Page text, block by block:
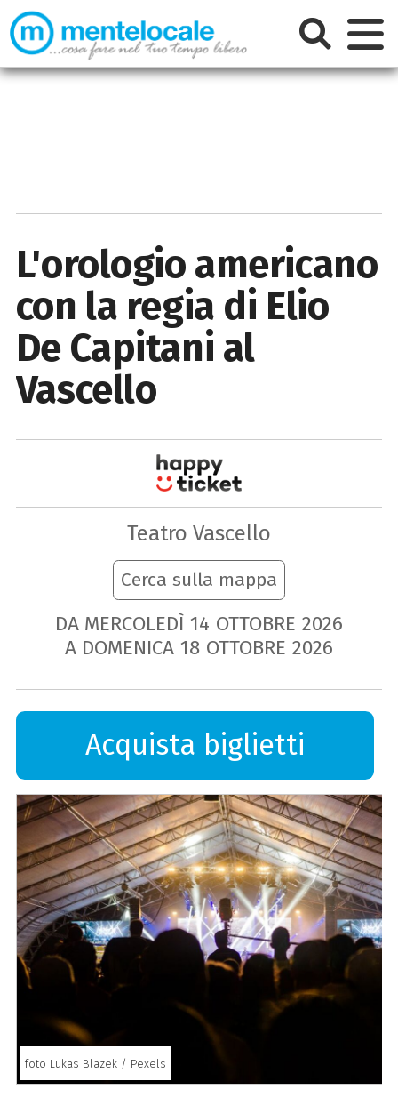
L'orologio americano
con la regia di Elio
De Capitani al
Vascello
Teatro Vascello
Cerca sulla mappa
DA MERCOLEDÌ 14 OTTOBRE 2026
A DOMENICA 18 OTTOBRE 2026
Acquista biglietti
foto Lukas Blazek / Pexels